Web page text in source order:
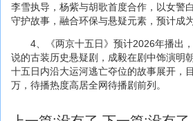
李雪执导，杨紫与胡歌首度合作，以女警
守护故事，融合环保与悬疑元素，预计成
4、《两京十五日》预计2026年播出
说的古装历史悬疑剧，成毅在剧中饰演明
十五日内沿大运河逃亡夺位的故事展开，
万，待播热度高居全网待播剧前列。